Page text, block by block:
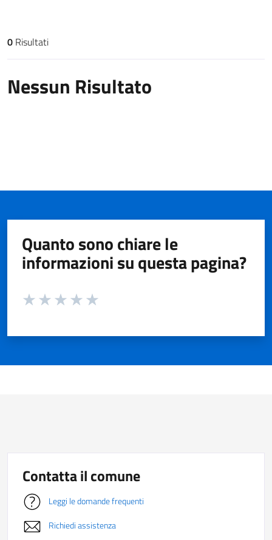
Risultati di ricerca
0 Risultati
Nessun Risultato
Quanto sono chiare le
informazioni su questa pagina?
Valuta da 1 a 5 stelle la pagina
Contatta il comune
Leggi le domande frequenti
Richiedi assistenza